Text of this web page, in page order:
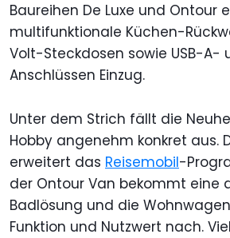
Baureihen De Luxe und Ontour
multifunktionale Küchen-
Volt-Steckdosen sowie USB-A-
Anschlüssen Einzug.
Unter dem Strich fällt die
Hobby angenehm konkret aus.
erweitert das Reisemobil-
der Ontour Van bekommt eine
Badlösung und die
Funktion und Nutzwert nach.